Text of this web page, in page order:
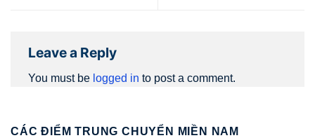
Leave a Reply
You must be logged in to post a comment.
CÁC ĐIỂM TRUNG CHUYỂN MIỀN NAM